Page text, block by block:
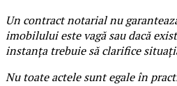
Un contract notarial nu
imobilului este vagă sau dacă
instanța trebuie să clarifice
Nu toate actele sunt egale în